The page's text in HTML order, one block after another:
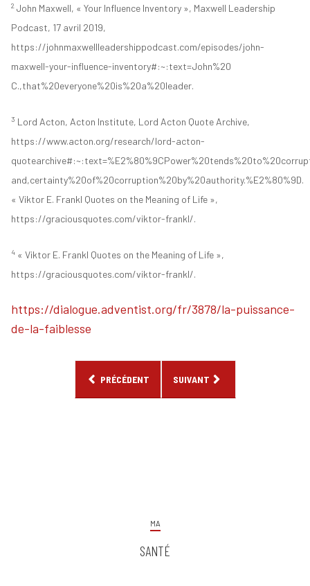
2 John Maxwell, « Your Influence Inventory », Maxwell Leadership
Podcast, 17 avril 2019,
https://johnmaxwellleadershippodcast.com/episodes/john-
maxwell-your-influence-inventory#:~:text=John%20
C.,that%20everyone%20is%20a%20leader.
3 Lord Acton, Acton Institute, Lord Acton Quote Archive,
https://www.acton.org/research/lord-acton-
and,certainty%20of%20corruption%20by%20authority.%E2%80%9D.
« Viktor E. Frankl Quotes on the Meaning of Life »,
https://graciousquotes.com/viktor-frankl/.
4 « Viktor E. Frankl Quotes on the Meaning of Life »,
https://graciousquotes.com/viktor-frankl/.
https://dialogue.adventist.org/fr/3878/la-puissance-
de-la-faiblesse
ARTICLE PRÉCÉDENT : QUE DIT L’ARCHÉOLOGIE À
PRÉCÉDENT ARTICLE SUIVANT : LA PRIÈRE
SUIVANT
MA
SANTÉ